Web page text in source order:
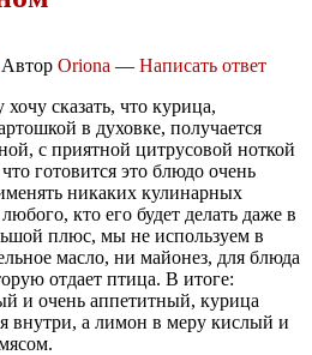
Автор Oriona — Написать ответ
хочу сказать, что курица,
в духовке, получается
с приятной цитрусовой ноткой
готовится это блюдо очень
никаких кулинарных
кто его будет делать даже в
плюс, мы не используем в
масло, ни майонез, для блюда
отдает птица. В итоге:
и очень аппетитный, курица
внутри, а лимон в меру кислый и